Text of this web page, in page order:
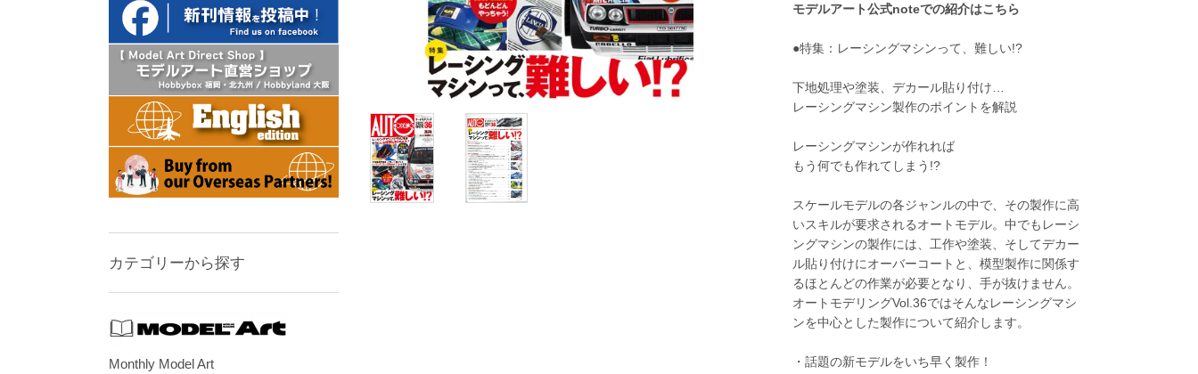
モデルアート公式noteでの紹介はこちら
●特集：レーシングマシンって、難しい!?
下地処理や塗装、デカール貼り付け…
レーシングマシン製作のポイントを解説
レーシングマシンが作れれば
もう何でも作れてしまう!?
スケールモデルの各ジャンルの中で、その製作に高
いスキルが要求されるオートモデル。中でもレーシ
ングマシンの製作には、工作や塗装、そしてデカー
ル貼り付けにオーバーコートと、模型製作に関係す
るほとんどの作業が必要となり、手が抜けません。
オートモデリングVol.36ではそんなレーシングマシ
ンを中心とした製作について紹介します。
・話題の新モデルをいち早く製作！
カテゴリーから探す
Monthly Model Art